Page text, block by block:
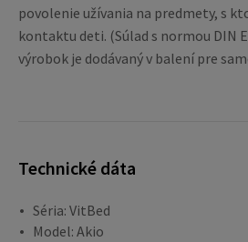
povolenie užívania na predmety, s
kontaktu deti. (Súlad s normou DIN
výrobok je dodávaný v balení pre
Technické dáta
Séria: VitBed
Model: Akio